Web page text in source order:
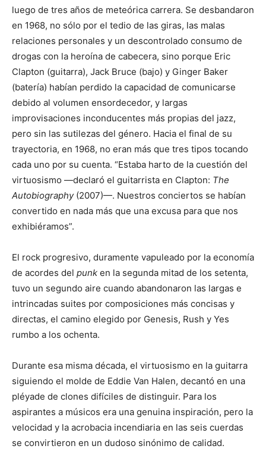
luego de tres años de meteórica carrera. Se desbandaron
en 1968, no sólo por el tedio de las giras, las malas
relaciones personales y un descontrolado consumo de
drogas con la heroína de cabecera, sino porque Eric
Clapton (guitarra), Jack Bruce (bajo) y Ginger Baker
(batería) habían perdido la capacidad de comunicarse
debido al volumen ensordecedor, y largas
improvisaciones inconducentes más propias del jazz,
pero sin las sutilezas del género. Hacia el final de su
trayectoria, en 1968, no eran más que tres tipos tocando
cada uno por su cuenta. “Estaba harto de la cuestión del
virtuosismo —declaró el guitarrista en Clapton: The
Autobiography(2007)—. Nuestros conciertos se habían
convertido en nada más que una excusa para que nos
exhibiéramos”.
El rock progresivo, duramente vapuleado por la economía
de acordes del punk en la segunda mitad de los setenta,
tuvo un segundo aire cuando abandonaron las largas e
intrincadas suites por composiciones más concisas y
directas, el camino elegido por Genesis, Rush y Yes
rumbo a los ochenta.
Durante esa misma década, el virtuosismo en la guitarra
siguiendo el molde de Eddie Van Halen, decantó en una
pléyade de clones difíciles de distinguir. Para los
aspirantes a músicos era una genuina inspiración, pero la
velocidad y la acrobacia incendiaria en las seis cuerdas
se convirtieron en un dudoso sinónimo de calidad.